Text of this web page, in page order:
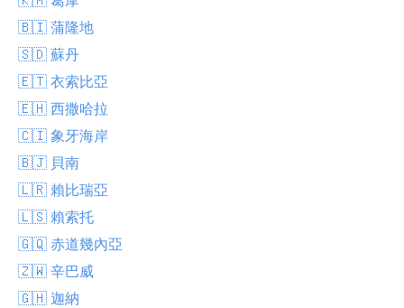
🇧🇮 蒲隆地
🇸🇩 蘇丹
🇪🇹 衣索比亞
🇪🇭 西撒哈拉
🇨🇮 象牙海岸
🇧🇯 貝南
🇱🇷 賴比瑞亞
🇱🇸 賴索托
🇬🇶 赤道幾內亞
🇿🇼 辛巴威
🇬🇭 迦納